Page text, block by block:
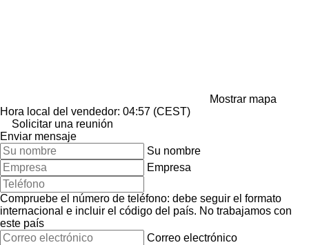
Mostrar mapa
Hora local del vendedor: 04:57 (CEST)
Solicitar una reunión
Enviar mensaje
Su nombre
Empresa
Compruebe el número de teléfono: debe seguir el formato
internacional e incluir el código del país. No trabajamos con
este país
Correo electrónico